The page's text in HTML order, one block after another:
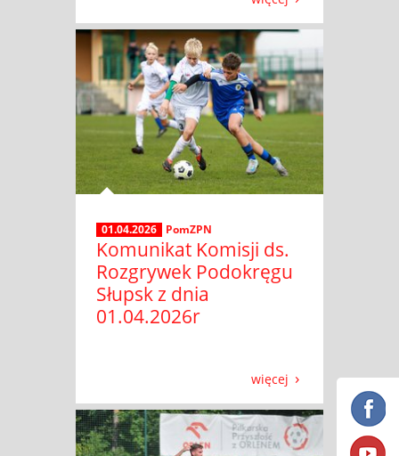
01.04.2026 PomZPN
Komunikat Komisji ds.
Rozgrywek Podokręgu
Słupsk z dnia
01.04.2026r
więcej